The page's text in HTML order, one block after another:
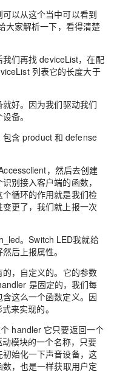
以从这个当中可以看到
大家解析一下，看得清楚
我们再找 deviceList，在配
列表它的长度大于
好。因为我们驱动我们
设备。
包含 product 和 defense
，然后去创建
别接入客户端的函数，
循环的作用就是我们检
更了，我们就上报一次
。Switch LED我就给
然后 上报属性。
， 自定义的。它的参数
是固定的，我们每
这么一个函数定义。因
来实现的。
handler 它只要返回一个
模块的一个名称，只要
始化一下声音设备，这
，也是一样获取用户定